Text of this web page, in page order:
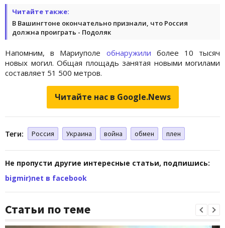
Читайте также:
В Вашингтоне окончательно признали, что Россия
должна проиграть - Подоляк
Напомним, в Мариуполе обнаружили более 10 тысяч
новых могил. Общая площадь занятая новыми могилами
составляет 51 500 метров.
Читайте нас в Google.News
Теги: Россия Украина война обмен плен
Не пропусти другие интересные статьи, подпишись:
bigmir)net в facebook
Статьи по теме